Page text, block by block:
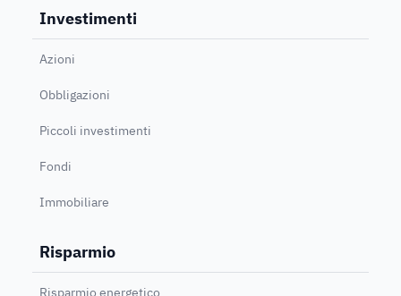
Investimenti
Azioni
Obbligazioni
Piccoli investimenti
Fondi
Immobiliare
Risparmio
Risparmio energetico